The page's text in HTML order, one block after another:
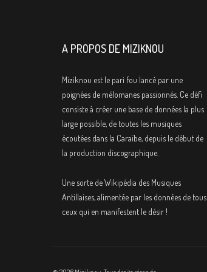
A PROPOS DE MIZIKNOU
Miziknou est le pari fou lancé par une
poignées de mélomanes passionnés. Ce défi
consiste à créer une base de données la plus
large possible, de toutes les musiques
écoutées dans la Caraïbe, depuis le début de
la production discographique.
Une sorte de Wikipédia des Musiques
Antillaises, alimentée par les données de tous
ceux qui en manifestent le désir !